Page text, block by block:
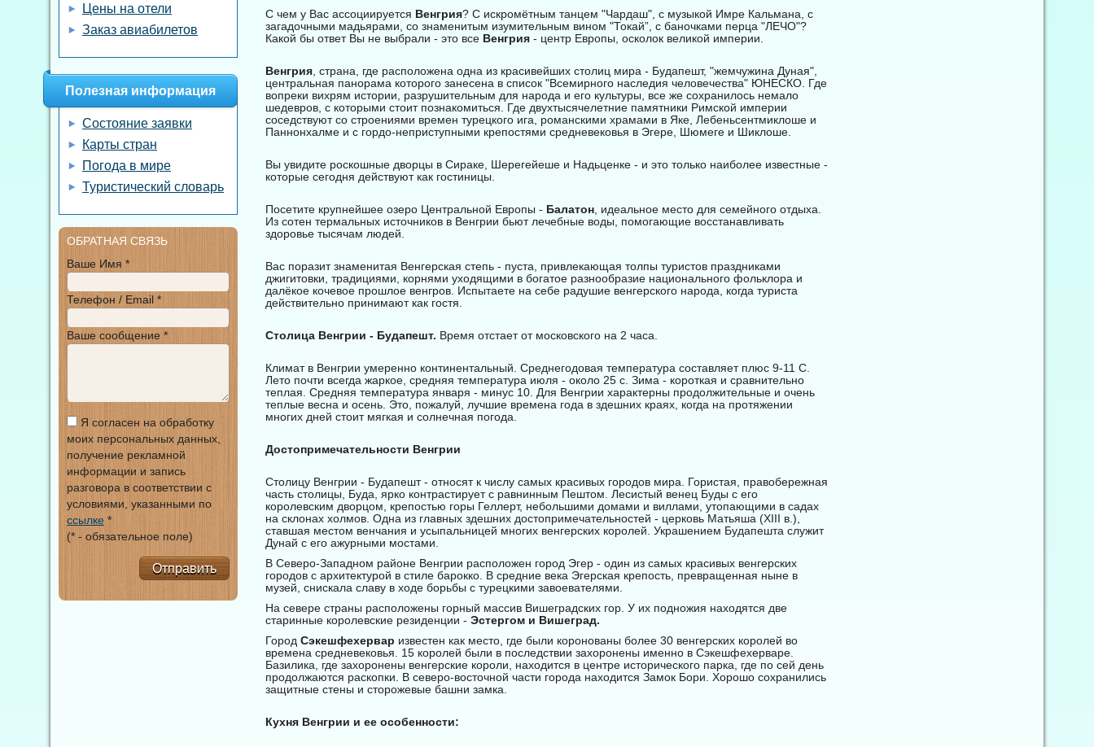
С чем у Вас ассоциируется Венгрия? С искромётным танцем "Чардаш", с музыкой Имре Кальмана, с
загадочными мадьярами, со знаменитым изумительным вином "Токай”, с баночками перца "ЛЕЧО"?
Какой бы ответ Вы не выбрали - это все Венгрия - центр Европы, осколок великой империи.
Венгрия , страна, где расположена одна из красивейших столиц мира - Будапешт, "жемчужина Дуная",
центральная панорама которого занесена в список "Всемирного наследия человечества" ЮНЕСКО. Где
вопреки вихрям истории, разрушительным для народа и его культуры, все же сохранилось немало
шедевров, с которыми стоит познакомиться. Где двухтысячелетние памятники Римской империи
соседствуют со строениями времен турецкого ига, романскими храмами в Яке, Лебеньсентмиклоше и
Паннонхалме и с гордо-неприступными крепостями средневековья в Эгере, Шюмеге и Шиклоше.
Вы увидите роскошные дворцы в Сираке, Шерегейеше и Надьценке - и это только наиболее известные -
которые сегодня действуют как гостиницы.
Посетите крупнейшее озеро Центральной Европы - Балатон , идеальное место для семейного отдыха.
Из сотен термальных источников в Венгрии бьют лечебные воды, помогающие восстанавливать
здоровье тысячам людей.
Вас поразит знаменитая Венгерская степь - пуста, привлекающая толпы туристов праздниками
джигитовки, традициями, корнями уходящими в богатое разнообразие национального фольклора и
далёкое кочевое прошлое венгров. Испытаете на себе радушие венгерского народа, когда туриста
действительно принимают как гостя.
Столица Венгрии - Будапешт. Время отстает от московского на 2 часа.
Климат в Венгрии умеренно континентальный. Среднегодовая температура составляет плюс 9-11 C.
Лето почти всегда жаркое, средняя температура июля - около 25 c. Зима - короткая и сравнительно
теплая. Средняя температура января - минус 10. Для Венгрии характерны продолжительные и очень
теплые весна и осень. Это, пожалуй, лучшие времена года в здешних краях, когда на протяжении
многих дней стоит мягкая и солнечная погода.
Достопримечательности Венгрии
Столицу Венгрии - Будапешт - относят к числу самых красивых городов мира. Гористая, правобережная
часть столицы, Буда, ярко контрастирует с равнинным Пештом. Лесистый венец Буды с его
королевским дворцом, крепостью горы Геллерт, небольшими домами и виллами, утопающими в садах
на склонах холмов. Одна из главных здешних достопримечательностей - церковь Матьяша (ХIII в.),
ставшая местом венчания и усыпальницей многих венгерских королей. Украшением Будапешта служит
Дунай с его ажурными мостами.
В Северо-Западном районе Венгрии расположен город Эгер - один из самых красивых венгерских
городов с архитектурой в стиле барокко. В средние века Эгерская крепость, превращенная ныне в
музей, снискала славу в ходе борьбы с турецкими завоевателями.
На севере страны расположены горный массив Вишеградских гор. У их подножия находятся две
старинные королевские резиденции - Эстергом и Вишеград.
Город Сэкешфехервар известен как место, где были коронованы более 30 венгерских королей во
времена средневековья. 15 королей были в последствии захоронены именно в Сэкешфехерваре.
Базилика, где захоронены венгерские короли, находится в центре исторического парка, где по сей день
продолжаются раскопки. В северо-восточной части города находится Замок Бори. Хорошо сохранились
защитные стены и сторожевые башни замка.
Кухня Венгрии и ее особенности:
Цены на отели
Заказ авиабилетов
Полезная информация
Состояние заявки
Карты стран
Погода в мире
Туристический словарь
ОБРАТНАЯ СВЯЗЬ
Ваше Имя *
Телефон / Email *
Ваше сообщение *
Я согласен на обработку
моих персональных данных,
получение рекламной
информации и запись
разговора в соответствии с
условиями, указанными по
ссылке *
(* - обязательное поле)
Отправить